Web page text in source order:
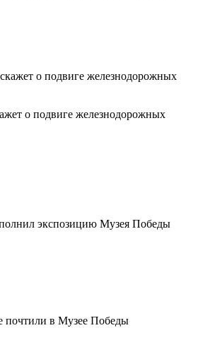
о подвиге железнодорожных
экспозицию Музея Победы
почтили в Музее Победы